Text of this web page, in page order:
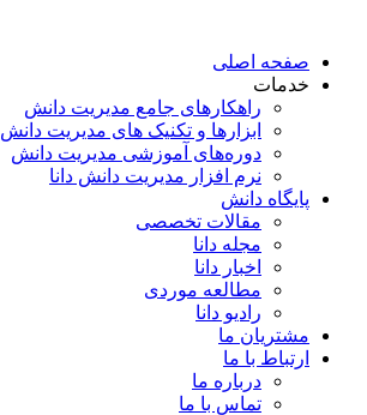
محتوا
صفحه اصلی
خدمات
راهکارهای جامع مدیریت دانش
ابزارها و تکنیک‌ های مدیریت دانش
دوره‌های آموزشی مدیریت دانش
نرم افزار مدیریت دانش دانا
پایگاه دانش
مقالات تخصصی
مجله دانا
اخبار دانا
مطالعه موردی
رادیو دانا
مشتریان ما
ارتباط با ما
درباره ما
تماس با ما